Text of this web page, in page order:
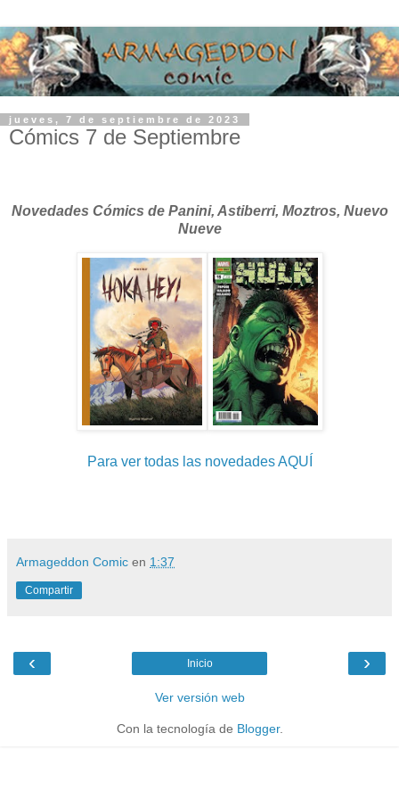
jueves, 7 de septiembre de 2023
Cómics 7 de Septiembre
Novedades Cómics de Panini, Astiberri, Moztros, Nuevo
Nueve
Para ver todas las novedades AQUÍ
Armageddon Comic en 1:37
Compartir
‹ ›
Inicio
Ver versión web
Con la tecnología de Blogger.